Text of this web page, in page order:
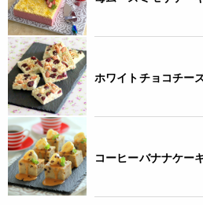
い充分乾燥させて保管して下さい。
JANコード
4560185692613ホワイトチョコチー
コーヒーバナナケー